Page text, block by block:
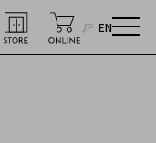
JP EN